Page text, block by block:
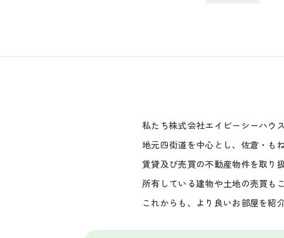
私たち株式会社エイビーシーハウ
地元四街道を中心とし、佐倉・も
賃貸及び売買の不動産物件を取り
所有している建物や土地の売買も
これからも、より良いお部屋を紹